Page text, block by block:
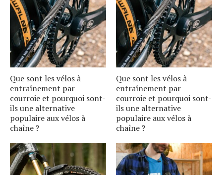
Que sont les vélos à
entraînement par
courroie et pourquoi sont-
ils une alternative
populaire aux vélos à
chaîne ?
Que sont les vélos à
entraînement par
courroie et pourquoi sont-
ils une alternative
populaire aux vélos à
chaîne ?